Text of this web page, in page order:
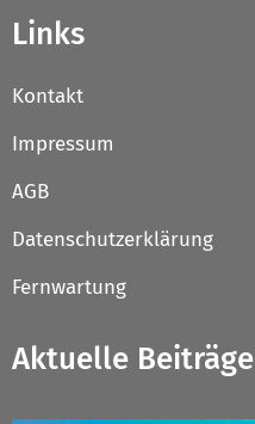
Links
Kontakt
Impressum
AGB
Datenschutzerklärung
Fernwartung
Aktuelle Beiträge